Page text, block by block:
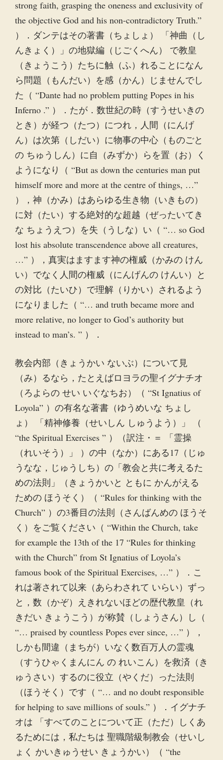
strong faith, grasping the oneness and exclusivity of
the objective God and his non-contradictory Truth.”
）．ダンテはその著書（ちょしょ） 「神曲（し
んきょく）」の地獄編（じごくへん） で教皇
（きょうこう）たちに触（ふ）れることになん
ら問題（もんだい）を感（かん）じませんでし
た（ “Dante had no problem putting Popes in his
Inferno .” ）．たが．数世紀の時（すうせいきの
とき）が経つ（たつ）につれ，人間（にんげ
ん）は次第（しだい）に物事の中心（ものごと
の ちゅうしん）に自（みずか）らを置（お）く
ようになり（ “But as down the centuries man put
himself more and more at the centre of things, …”
），神（かみ）はあらゆる生き物（いきもの）
に対（たい）する絶対的な超越（ぜったいてき
な ちょうえつ）を失（うしな）い（ “… so God
lost his absolute transcendence above all creatures,
…” ），真実はますます神の権威（かみの けん
い）でなく人間の権威（にんげんの けんい）と
の対比（たいひ）で理解（りかい）されるよう
になりました（ “… and truth became more and
more relative, no longer to God’s authority but
instead to man’s. ” ）．
教会内部（きょうかい ないぶ）について見
（み）るなら，たとえばロヨラの聖イグナチオ
（ろよらの せい いぐなちお）（ “St Ignatius of
Loyola” ）の有名な著書（ゆうめいな ちょし
ょ） 「精神修養（せいしん しゅうよう）」 （
“the Spiritual Exercises ” ）（訳注・＝ 「霊操
（れいそう）」 ）の中（なか）にある17（じゅ
うなな，じゅうしち）の「教会と共に考えるた
めの法則」（きょうかいと ともに かんがえる
ための ほうそく）（ “Rules for thinking with the
Church” ）の3番目の法則（さんばんめの ほうそ
く）をご覧ください（ “Within the Church, take
for example the 13th of the 17 “Rules for thinking
with the Church” from St Ignatius of Loyola’s
famous book of the Spiritual Exercises, …” ）．こ
れは著されて以来（あらわされて いらい）ずっ
と，数（かぞ）えきれないほどの歴代教皇（れ
きだい きょうこう）が称賛（しょうさん）し（
“… praised by countless Popes ever since, …” ），
しかも間違（まちが）いなく数百万人の霊魂
（すうひゃくまんにん の れいこん）を救済（き
ゅうさい）するのに役立（やくだ）った法則
（ほうそく）です（ “… and no doubt responsible
for helping to save millions of souls.” ）．イグナチ
オは 「すべてのことについて正（ただ）しくあ
るためには，私たちは 聖職階級制教会（せいし
ょく かいきゅうせい きょうかい）（ “the